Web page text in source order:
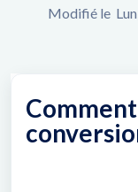
Modifié le